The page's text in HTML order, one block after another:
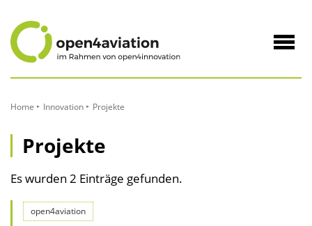
Inhalt
Home Innovation Projekte
Projekte
Es wurden 2 Einträge gefunden.
open4aviation